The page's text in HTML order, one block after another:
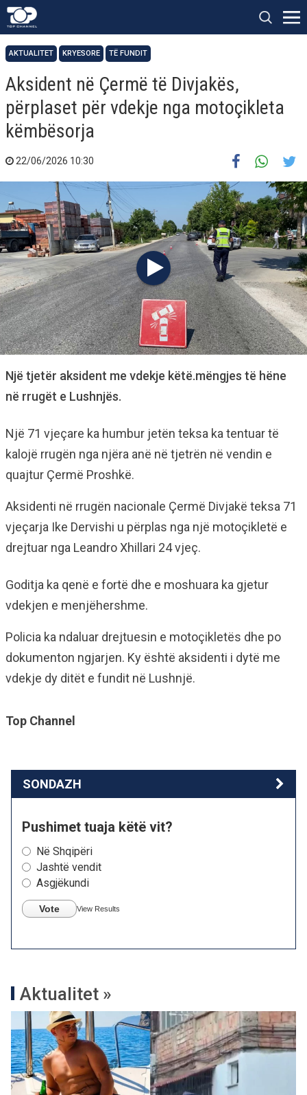
AKTUALITET KRYESORE TË FUNDIT
Aksident në Çermë të Divjakës,
përplaset për vdekje nga motoçikleta
këmbësorja
22/06/2026 10:30
Një tjetër aksident me vdekje këtë.mëngjes të hëne
në rrugët e Lushnjës.
Një 71 vjeçare ka humbur jetën teksa ka tentuar të
kalojë rrugën nga njëra anë në tjetrën në vendin e
quajtur Çermë Proshkë.
Aksidenti në rrugën nacionale Çermë Divjakë teksa 71
vjeçarja Ike Dervishi u përplas nga një motoçikletë e
drejtuar nga Leandro Xhillari 24 vjeç.
Goditja ka qenë e fortë dhe e moshuara ka gjetur
vdekjen e menjëhershme.
Policia ka ndaluar drejtuesin e motoçikletës dhe po
dokumenton ngjarjen. Ky është aksidenti i dytë me
vdekje dy ditët e fundit në Lushnjë.
Top Channel
SONDAZH
Pushimet tuaja këtë vit?
Në Shqipëri
Jashtë vendit
Asgjëkundi
Vote View Results
Aktualitet »